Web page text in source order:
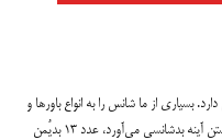
بسیاری از ما شانس را به انواع باورها و
خرافات گره می‌زنیم. مثلا بعضی‌ها عقیده دارند که شکستن آینه بدشانسی می‌آورد، عدد ۱۳ بدیُمن